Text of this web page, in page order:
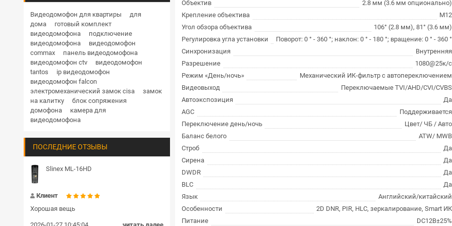
Купольная поворотная уличные
HD
1 Мп 1.3 Мп 2 Мп
RVi
Hikvision Hiwatch
Dahua
TRASSIR
BEWARD
Кнопки выхода
Гибкие переходы
Комплекты и готовые решения СКУД
Блоки сопряжения
Передатчик и приемник
Пульт управления
Громкоговорители
Видеодомофон для квартиры
для
дома
готовый комплект
видеодомофона
подключение
видеодомофона
видеодомофон
commax
панель видеодомофона
видеодомофон ctv
видеодомофон
tantos
ip видеодомофон
видеодомофон falcon
электромеханический замок cisa
замок
на калитку
блок сопряжения
домофона
камера для
видеодомофона
ПОСЛЕДНИЕ ОТЗЫВЫ
Slinex ML-16HD
Клиент
Хорошая вещь
2026-01-27 10:45:04 читать далее
Объектив
2.8 мм (3.6 мм опционально)
Крепление объектива
М12
Угол обзора объектива
106° (2.8 мм), 81° (3.6 мм)
Регулировка угла установки
Поворот: 0 ° - 360 °; наклон: 0 ° - 180 °; вращение: 0 ° - 360 °
Синхронизация
Внутренняя
Разрешение
1080@25к/с
Режим «День/ночь»
Механический ИК-фильтр с автопереключением
Видеовыход
Переключаемые TVI/AHD/CVI/CVBS
Автоэкспозиция
Да
AGC
Поддерживается
Переключение день/ночь
Цвет/ ЧБ / Авто
Баланс белого
ATW/ MWB
Строб
Да
Сирена
Да
DWDR
Да
BLC
Да
Язык
Английский/китайский
Особенности
2D DNR, PIR, HLC, зеркалирование, Smart ИК
Питание
DC12В±25%